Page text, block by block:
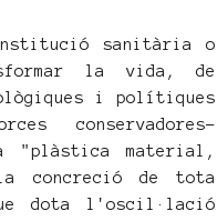
sanitària o
la vida, de
i polítiques
conservadores-
"plàstica material,
concreció de tota
dota l'oscil·lació